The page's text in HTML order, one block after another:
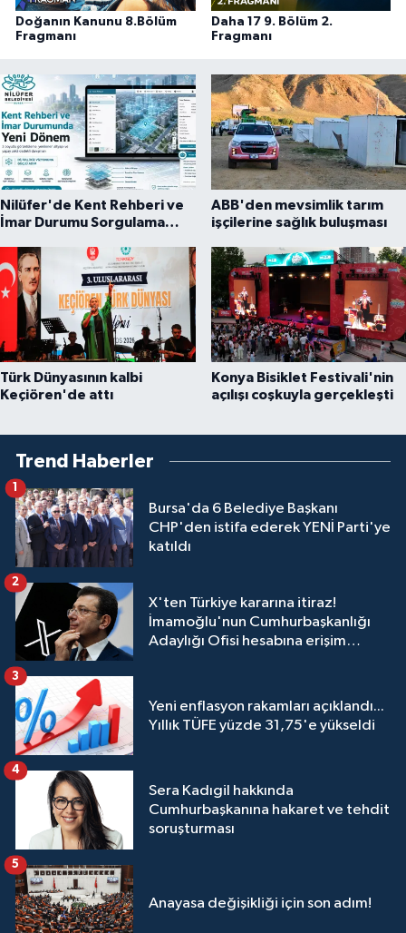
Doğanın Kanunu 8.Bölüm
Fragmanı
Daha 17 9. Bölüm 2.
Fragmanı
Nilüfer'de Kent Rehberi ve
İmar Durumu Sorgulama
ABB'den mevsimlik tarım
işçilerine sağlık buluşması
Türk Dünyasının kalbi
Keçiören'de attı
Konya Bisiklet Festivali'nin
açılışı coşkuyla gerçekleşti
Trend Haberler
Bursa'da 6 Belediye Başkanı
CHP'den istifa ederek YENİ Parti'ye
katıldı
1
X'ten Türkiye kararına itiraz!
İmamoğlu'nun Cumhurbaşkanlığı
Adaylığı Ofisi hesabına erişim
2
Yeni enflasyon rakamları açıklandı...
Yıllık TÜFE yüzde 31,75'e yükseldi
3
Sera Kadıgil hakkında
Cumhurbaşkanına hakaret ve tehdit
soruşturması
4
Anayasa değişikliği için son adım!
5